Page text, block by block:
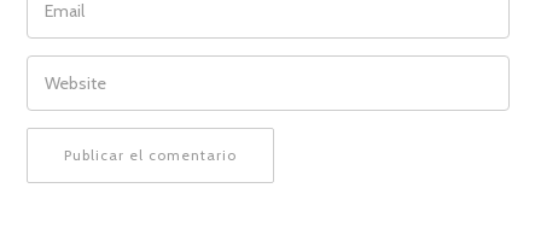
WEBSITE